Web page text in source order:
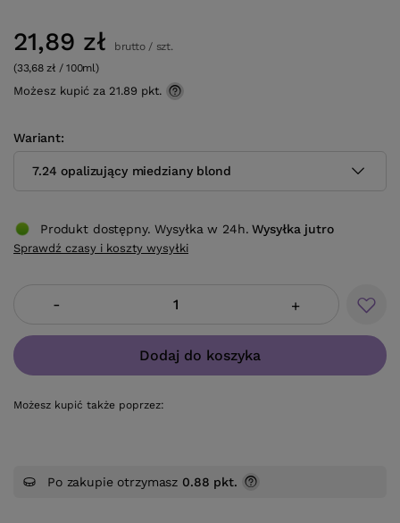
Wariant
7.24 opalizujący miedziany blond
21,89 zł brutto/ szt.
(33,68 zł / 100ml)
Możesz kupić za 21.89 pkt.
- +
Dodaj do koszyka
Możesz kupić także poprzez:
Produkt dostępny. Wysyłka w 24h. Wysyłka jutro
Sprawdź czasy i koszty wysyłki
Po zakupie otrzymasz 0.88 pkt.